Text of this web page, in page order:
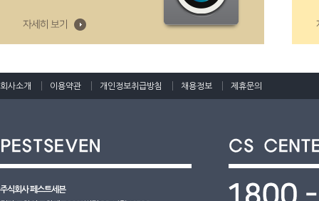
회사소개 이용약관 개인정보취급방침 채용정보 제휴문의
주식회사 페스트세븐